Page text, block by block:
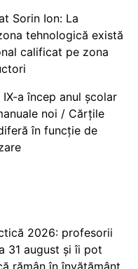
Sorin Ion: La
tehnologică există
calificat pe zona
a încep anul școlar
noi / Cărțile
în funcție de
2026: profesorii
31 august și îi pot
rămân în învățământ